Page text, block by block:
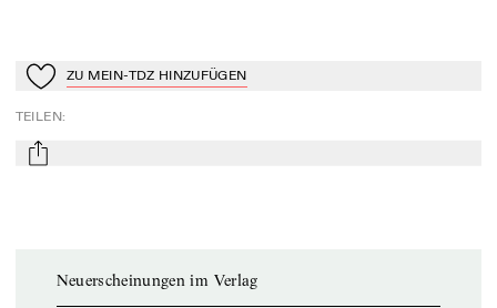
Zu Mein-TdZ hinzufügen
ZU MEIN-TDZ HINZUFÜGEN
TEILEN:
mail
Neuerscheinungen im Verlag